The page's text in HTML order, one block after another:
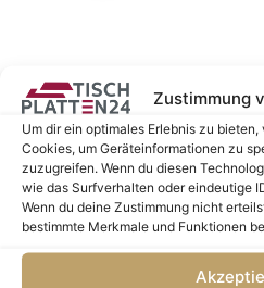
Zustimmung
Um dir ein optimales Erlebnis zu
Cookies, um Geräteinformationen zu
zuzugreifen. Wenn du diesen
wie das Surfverhalten oder eindeutige
Wenn du deine Zustimmung nicht
bestimmte Merkmale und Funktionen
Spider Gestell
299,90 € inkl. MwSt.